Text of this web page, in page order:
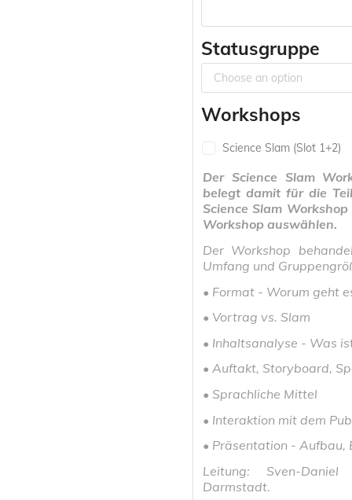
Statusgruppe
Choose an option
Workshops
Science Slam (Slot 1+2)
Der Science Slam
belegt damit für die
Science Slam
Workshop auswählen.
Der Workshop
Umfang und
• Format - Worum geht
• Vortrag vs. Slam
• Inhaltsanalyse - Was
• Auftakt, Storyboard,
• Sprachliche Mittel
• Interaktion mit dem
• Präsentation - Aufbau,
Leitung: Sven-
Darmstadt.